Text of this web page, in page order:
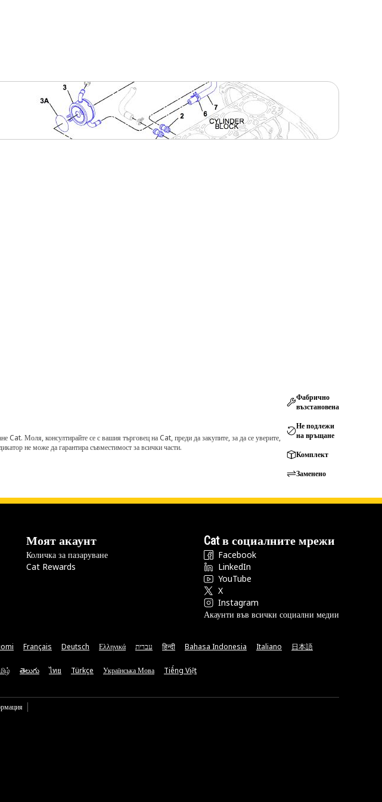
Cat. Моля, консултирайте се с вашия търговец на Cat, преди да закупите, за да се уверите,
не може да гарантира съвместимост за всички части.
Фабрично
възстановена
Не подлежи
на връщане
Комплект
Заменено
Моят акаунт
Количка за пазаруване
Cat Rewards
Cat в социалните мрежи
Facebook
LinkedIn
YouTube
X
Instagram
Акаунти във всички социални медии
Français Deutsch Ελληνικά עברית हिन्दी Bahasa Indonesia Italiano 日本語
తెలుగు ไทย Türkçe Українська Мова Tiếng Việt